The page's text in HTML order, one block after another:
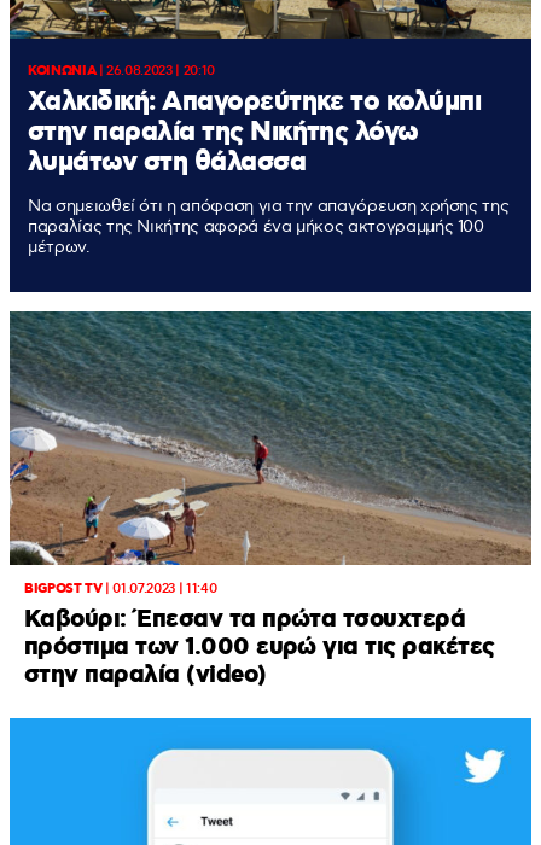
ΚΟΙΝΩΝΙΑ|26.08.2023 | 20:10
Χαλκιδική: Απαγορεύτηκε το κολύμπι
στην παραλία της Νικήτης λόγω
λυμάτων στη θάλασσα
Να σημειωθεί ότι η απόφαση για την απαγόρευση χρήσης της
παραλίας της Νικήτης αφορά ένα μήκος ακτογραμμής 100
μέτρων.
BIGPOST TV|01.07.2023 | 11:40
Καβούρι: Έπεσαν τα πρώτα τσουχτερά
πρόστιμα των 1.000 ευρώ για τις ρακέτες
στην παραλία (video)